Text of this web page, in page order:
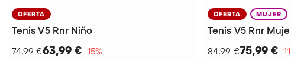
OFERTA
Tenis V5 Rnr Niño
74,99 €63,99 €−15%
OFERTA MUJER
Tenis V5 Rnr
84,99 €75,99 €